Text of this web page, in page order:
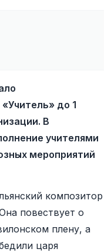
до 1
В
учителями
мероприятий
композитор
повествует о
плену, а
царя